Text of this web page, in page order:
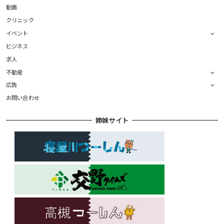
動画
クリニック
イベント
ビジネス
求人
不動産
広告
お問い合わせ
姉妹サイト